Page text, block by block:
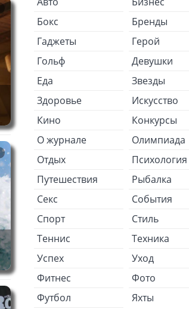
Бокс
Бренды
Гаджеты
Герой
Гольф
Девушки
Еда
Звезды
Здоровье
Искусство
Кино
Конкурсы
О журнале
Олимпиада
Отдых
Психология
Путешествия
Рыбалка
Секс
События
Спорт
Стиль
Теннис
Техника
Успех
Уход
Фитнес
Фото
Футбол
Яхты